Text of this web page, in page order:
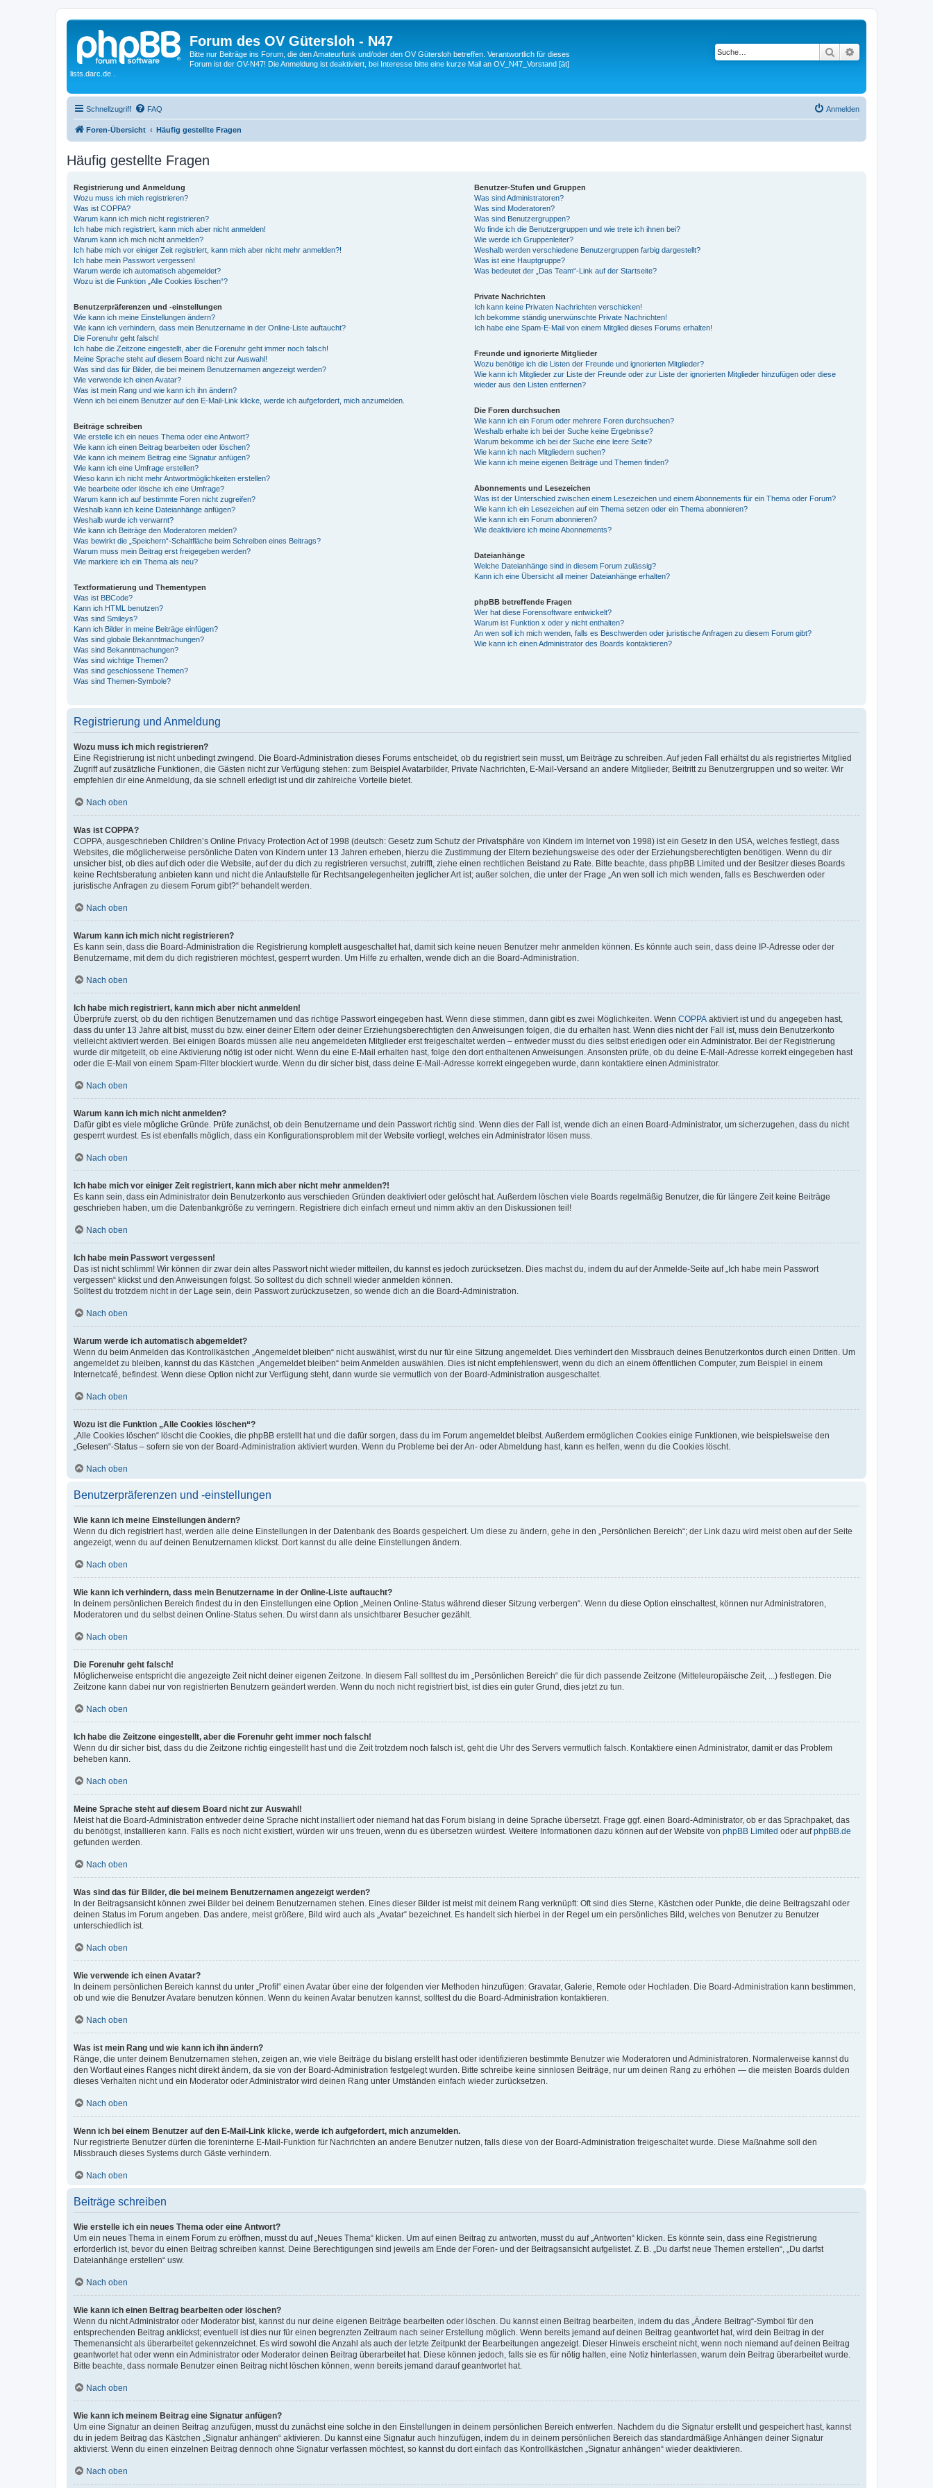
Forum des OV Gütersloh - N47
Bitte nur Beiträge ins Forum, die den Amateurfunk und/oder den OV Gütersloh betreffen. Verantwortlich für dieses
Forum ist der OV-N47! Die Anmeldung ist deaktiviert, bei Interesse bitte eine kurze Mail an OV_N47_Vorstand [ät]
lists.darc.de .
Suche
Schnellzugriff FAQ Anmelden
Foren-Übersicht Häufig gestellte Fragen
Häufig gestellte Fragen
Registrierung und Anmeldung
Wozu muss ich mich registrieren?
Was ist COPPA?
Warum kann ich mich nicht registrieren?
Ich habe mich registriert, kann mich aber nicht anmelden!
Warum kann ich mich nicht anmelden?
Ich habe mich vor einiger Zeit registriert, kann mich aber nicht mehr anmelden?!
Ich habe mein Passwort vergessen!
Warum werde ich automatisch abgemeldet?
Wozu ist die Funktion „Alle Cookies löschen“?
Benutzerpräferenzen und -einstellungen
Wie kann ich meine Einstellungen ändern?
Wie kann ich verhindern, dass mein Benutzername in der Online-Liste auftaucht?
Die Forenuhr geht falsch!
Ich habe die Zeitzone eingestellt, aber die Forenuhr geht immer noch falsch!
Meine Sprache steht auf diesem Board nicht zur Auswahl!
Was sind das für Bilder, die bei meinem Benutzernamen angezeigt werden?
Wie verwende ich einen Avatar?
Was ist mein Rang und wie kann ich ihn ändern?
Wenn ich bei einem Benutzer auf den E-Mail-Link klicke, werde ich aufgefordert, mich anzumelden.
Beiträge schreiben
Wie erstelle ich ein neues Thema oder eine Antwort?
Wie kann ich einen Beitrag bearbeiten oder löschen?
Wie kann ich meinem Beitrag eine Signatur anfügen?
Wie kann ich eine Umfrage erstellen?
Wieso kann ich nicht mehr Antwortmöglichkeiten erstellen?
Wie bearbeite oder lösche ich eine Umfrage?
Warum kann ich auf bestimmte Foren nicht zugreifen?
Weshalb kann ich keine Dateianhänge anfügen?
Weshalb wurde ich verwarnt?
Wie kann ich Beiträge den Moderatoren melden?
Was bewirkt die „Speichern“-Schaltfläche beim Schreiben eines Beitrags?
Warum muss mein Beitrag erst freigegeben werden?
Wie markiere ich ein Thema als neu?
Textformatierung und Thementypen
Was ist BBCode?
Kann ich HTML benutzen?
Was sind Smileys?
Kann ich Bilder in meine Beiträge einfügen?
Was sind globale Bekanntmachungen?
Was sind Bekanntmachungen?
Was sind wichtige Themen?
Was sind geschlossene Themen?
Was sind Themen-Symbole?
Benutzer-Stufen und Gruppen
Was sind Administratoren?
Was sind Moderatoren?
Was sind Benutzergruppen?
Wo finde ich die Benutzergruppen und wie trete ich ihnen bei?
Wie werde ich Gruppenleiter?
Weshalb werden verschiedene Benutzergruppen farbig dargestellt?
Was ist eine Hauptgruppe?
Was bedeutet der „Das Team“-Link auf der Startseite?
Private Nachrichten
Ich kann keine Privaten Nachrichten verschicken!
Ich bekomme ständig unerwünschte Private Nachrichten!
Ich habe eine Spam-E-Mail von einem Mitglied dieses Forums erhalten!
Freunde und ignorierte Mitglieder
Wozu benötige ich die Listen der Freunde und ignorierten Mitglieder?
Wie kann ich Mitglieder zur Liste der Freunde oder zur Liste der ignorierten Mitglieder hinzufügen oder diese
wieder aus den Listen entfernen?
Die Foren durchsuchen
Wie kann ich ein Forum oder mehrere Foren durchsuchen?
Weshalb erhalte ich bei der Suche keine Ergebnisse?
Warum bekomme ich bei der Suche eine leere Seite?
Wie kann ich nach Mitgliedern suchen?
Wie kann ich meine eigenen Beiträge und Themen finden?
Abonnements und Lesezeichen
Was ist der Unterschied zwischen einem Lesezeichen und einem Abonnements für ein Thema oder Forum?
Wie kann ich ein Lesezeichen auf ein Thema setzen oder ein Thema abonnieren?
Wie kann ich ein Forum abonnieren?
Wie deaktiviere ich meine Abonnements?
Dateianhänge
Welche Dateianhänge sind in diesem Forum zulässig?
Kann ich eine Übersicht all meiner Dateianhänge erhalten?
phpBB betreffende Fragen
Wer hat diese Forensoftware entwickelt?
Warum ist Funktion x oder y nicht enthalten?
An wen soll ich mich wenden, falls es Beschwerden oder juristische Anfragen zu diesem Forum gibt?
Wie kann ich einen Administrator des Boards kontaktieren?
Registrierung und Anmeldung
Wozu muss ich mich registrieren?
Eine Registrierung ist nicht unbedingt zwingend. Die Board-Administration dieses Forums entscheidet, ob du registriert sein musst, um Beiträge zu schreiben. Auf jeden Fall erhältst du als registriertes Mitglied
Zugriff auf zusätzliche Funktionen, die Gästen nicht zur Verfügung stehen: zum Beispiel Avatarbilder, Private Nachrichten, E-Mail-Versand an andere Mitglieder, Beitritt zu Benutzergruppen und so weiter. Wir
empfehlen dir eine Anmeldung, da sie schnell erledigt ist und dir zahlreiche Vorteile bietet.
Nach oben
Was ist COPPA?
COPPA, ausgeschrieben Children’s Online Privacy Protection Act of 1998 (deutsch: Gesetz zum Schutz der Privatsphäre von Kindern im Internet von 1998) ist ein Gesetz in den USA, welches festlegt, dass
Websites, die möglicherweise persönliche Daten von Kindern unter 13 Jahren erheben, hierzu die Zustimmung der Eltern beziehungsweise des oder der Erziehungsberechtigten benötigen. Wenn du dir
unsicher bist, ob dies auf dich oder die Website, auf der du dich zu registrieren versuchst, zutrifft, ziehe einen rechtlichen Beistand zu Rate. Bitte beachte, dass phpBB Limited und der Besitzer dieses Boards
keine Rechtsberatung anbieten kann und nicht die Anlaufstelle für Rechtsangelegenheiten jeglicher Art ist; außer solchen, die unter der Frage „An wen soll ich mich wenden, falls es Beschwerden oder
juristische Anfragen zu diesem Forum gibt?“ behandelt werden.
Nach oben
Warum kann ich mich nicht registrieren?
Es kann sein, dass die Board-Administration die Registrierung komplett ausgeschaltet hat, damit sich keine neuen Benutzer mehr anmelden können. Es könnte auch sein, dass deine IP-Adresse oder der
Benutzername, mit dem du dich registrieren möchtest, gesperrt wurden. Um Hilfe zu erhalten, wende dich an die Board-Administration.
Nach oben
Ich habe mich registriert, kann mich aber nicht anmelden!
Überprüfe zuerst, ob du den richtigen Benutzernamen und das richtige Passwort eingegeben hast. Wenn diese stimmen, dann gibt es zwei Möglichkeiten. Wenn COPPA aktiviert ist und du angegeben hast,
dass du unter 13 Jahre alt bist, musst du bzw. einer deiner Eltern oder deiner Erziehungsberechtigten den Anweisungen folgen, die du erhalten hast. Wenn dies nicht der Fall ist, muss dein Benutzerkonto
vielleicht aktiviert werden. Bei einigen Boards müssen alle neu angemeldeten Mitglieder erst freigeschaltet werden – entweder musst du dies selbst erledigen oder ein Administrator. Bei der Registrierung
wurde dir mitgeteilt, ob eine Aktivierung nötig ist oder nicht. Wenn du eine E-Mail erhalten hast, folge den dort enthaltenen Anweisungen. Ansonsten prüfe, ob du deine E-Mail-Adresse korrekt eingegeben hast
oder die E-Mail von einem Spam-Filter blockiert wurde. Wenn du dir sicher bist, dass deine E-Mail-Adresse korrekt eingegeben wurde, dann kontaktiere einen Administrator.
Nach oben
Warum kann ich mich nicht anmelden?
Dafür gibt es viele mögliche Gründe. Prüfe zunächst, ob dein Benutzername und dein Passwort richtig sind. Wenn dies der Fall ist, wende dich an einen Board-Administrator, um sicherzugehen, dass du nicht
gesperrt wurdest. Es ist ebenfalls möglich, dass ein Konfigurationsproblem mit der Website vorliegt, welches ein Administrator lösen muss.
Nach oben
Ich habe mich vor einiger Zeit registriert, kann mich aber nicht mehr anmelden?!
Es kann sein, dass ein Administrator dein Benutzerkonto aus verschieden Gründen deaktiviert oder gelöscht hat. Außerdem löschen viele Boards regelmäßig Benutzer, die für längere Zeit keine Beiträge
geschrieben haben, um die Datenbankgröße zu verringern. Registriere dich einfach erneut und nimm aktiv an den Diskussionen teil!
Nach oben
Ich habe mein Passwort vergessen!
Das ist nicht schlimm! Wir können dir zwar dein altes Passwort nicht wieder mitteilen, du kannst es jedoch zurücksetzen. Dies machst du, indem du auf der Anmelde-Seite auf „Ich habe mein Passwort
vergessen“ klickst und den Anweisungen folgst. So solltest du dich schnell wieder anmelden können.
Solltest du trotzdem nicht in der Lage sein, dein Passwort zurückzusetzen, so wende dich an die Board-Administration.
Nach oben
Warum werde ich automatisch abgemeldet?
Wenn du beim Anmelden das Kontrollkästchen „Angemeldet bleiben“ nicht auswählst, wirst du nur für eine Sitzung angemeldet. Dies verhindert den Missbrauch deines Benutzerkontos durch einen Dritten. Um
angemeldet zu bleiben, kannst du das Kästchen „Angemeldet bleiben“ beim Anmelden auswählen. Dies ist nicht empfehlenswert, wenn du dich an einem öffentlichen Computer, zum Beispiel in einem
Internetcafé, befindest. Wenn diese Option nicht zur Verfügung steht, dann wurde sie vermutlich von der Board-Administration ausgeschaltet.
Nach oben
Wozu ist die Funktion „Alle Cookies löschen“?
„Alle Cookies löschen“ löscht die Cookies, die phpBB erstellt hat und die dafür sorgen, dass du im Forum angemeldet bleibst. Außerdem ermöglichen Cookies einige Funktionen, wie beispielsweise den
„Gelesen“-Status – sofern sie von der Board-Administration aktiviert wurden. Wenn du Probleme bei der An- oder Abmeldung hast, kann es helfen, wenn du die Cookies löscht.
Nach oben
Benutzerpräferenzen und -einstellungen
Wie kann ich meine Einstellungen ändern?
Wenn du dich registriert hast, werden alle deine Einstellungen in der Datenbank des Boards gespeichert. Um diese zu ändern, gehe in den „Persönlichen Bereich“; der Link dazu wird meist oben auf der Seite
angezeigt, wenn du auf deinen Benutzernamen klickst. Dort kannst du alle deine Einstellungen ändern.
Nach oben
Wie kann ich verhindern, dass mein Benutzername in der Online-Liste auftaucht?
In deinem persönlichen Bereich findest du in den Einstellungen eine Option „Meinen Online-Status während dieser Sitzung verbergen“. Wenn du diese Option einschaltest, können nur Administratoren,
Moderatoren und du selbst deinen Online-Status sehen. Du wirst dann als unsichtbarer Besucher gezählt.
Nach oben
Die Forenuhr geht falsch!
Möglicherweise entspricht die angezeigte Zeit nicht deiner eigenen Zeitzone. In diesem Fall solltest du im „Persönlichen Bereich“ die für dich passende Zeitzone (Mitteleuropäische Zeit, ...) festlegen. Die
Zeitzone kann dabei nur von registrierten Benutzern geändert werden. Wenn du noch nicht registriert bist, ist dies ein guter Grund, dies jetzt zu tun.
Nach oben
Ich habe die Zeitzone eingestellt, aber die Forenuhr geht immer noch falsch!
Wenn du dir sicher bist, dass du die Zeitzone richtig eingestellt hast und die Zeit trotzdem noch falsch ist, geht die Uhr des Servers vermutlich falsch. Kontaktiere einen Administrator, damit er das Problem
beheben kann.
Nach oben
Meine Sprache steht auf diesem Board nicht zur Auswahl!
Meist hat die Board-Administration entweder deine Sprache nicht installiert oder niemand hat das Forum bislang in deine Sprache übersetzt. Frage ggf. einen Board-Administrator, ob er das Sprachpaket, das
du benötigst, installieren kann. Falls es noch nicht existiert, würden wir uns freuen, wenn du es übersetzen würdest. Weitere Informationen dazu können auf der Website von phpBB Limited oder aufphpBB.de
gefunden werden.
Nach oben
Was sind das für Bilder, die bei meinem Benutzernamen angezeigt werden?
In der Beitragsansicht können zwei Bilder bei deinem Benutzernamen stehen. Eines dieser Bilder ist meist mit deinem Rang verknüpft: Oft sind dies Sterne, Kästchen oder Punkte, die deine Beitragszahl oder
deinen Status im Forum angeben. Das andere, meist größere, Bild wird auch als „Avatar“ bezeichnet. Es handelt sich hierbei in der Regel um ein persönliches Bild, welches von Benutzer zu Benutzer
unterschiedlich ist.
Nach oben
Wie verwende ich einen Avatar?
In deinem persönlichen Bereich kannst du unter „Profil“ einen Avatar über eine der folgenden vier Methoden hinzufügen: Gravatar, Galerie, Remote oder Hochladen. Die Board-Administration kann bestimmen,
ob und wie die Benutzer Avatare benutzen können. Wenn du keinen Avatar benutzen kannst, solltest du die Board-Administration kontaktieren.
Nach oben
Was ist mein Rang und wie kann ich ihn ändern?
Ränge, die unter deinem Benutzernamen stehen, zeigen an, wie viele Beiträge du bislang erstellt hast oder identifizieren bestimmte Benutzer wie Moderatoren und Administratoren. Normalerweise kannst du
den Wortlaut eines Ranges nicht direkt ändern, da sie von der Board-Administration festgelegt wurden. Bitte schreibe keine sinnlosen Beiträge, nur um deinen Rang zu erhöhen — die meisten Boards dulden
dieses Verhalten nicht und ein Moderator oder Administrator wird deinen Rang unter Umständen einfach wieder zurücksetzen.
Nach oben
Wenn ich bei einem Benutzer auf den E-Mail-Link klicke, werde ich aufgefordert, mich anzumelden.
Nur registrierte Benutzer dürfen die foreninterne E-Mail-Funktion für Nachrichten an andere Benutzer nutzen, falls diese von der Board-Administration freigeschaltet wurde. Diese Maßnahme soll den
Missbrauch dieses Systems durch Gäste verhindern.
Nach oben
Beiträge schreiben
Wie erstelle ich ein neues Thema oder eine Antwort?
Um ein neues Thema in einem Forum zu eröffnen, musst du auf „Neues Thema“ klicken. Um auf einen Beitrag zu antworten, musst du auf „Antworten“ klicken. Es könnte sein, dass eine Registrierung
erforderlich ist, bevor du einen Beitrag schreiben kannst. Deine Berechtigungen sind jeweils am Ende der Foren- und der Beitragsansicht aufgelistet. Z. B. „Du darfst neue Themen erstellen“, „Du darfst
Dateianhänge erstellen“ usw.
Nach oben
Wie kann ich einen Beitrag bearbeiten oder löschen?
Wenn du nicht Administrator oder Moderator bist, kannst du nur deine eigenen Beiträge bearbeiten oder löschen. Du kannst einen Beitrag bearbeiten, indem du das „Ändere Beitrag“-Symbol für den
entsprechenden Beitrag anklickst; eventuell ist dies nur für einen begrenzten Zeitraum nach seiner Erstellung möglich. Wenn bereits jemand auf deinen Beitrag geantwortet hat, wird dein Beitrag in der
Themenansicht als überarbeitet gekennzeichnet. Es wird sowohl die Anzahl als auch der letzte Zeitpunkt der Bearbeitungen angezeigt. Dieser Hinweis erscheint nicht, wenn noch niemand auf deinen Beitrag
geantwortet hat oder wenn ein Administrator oder Moderator deinen Beitrag überarbeitet hat. Diese können jedoch, falls sie es für nötig halten, eine Notiz hinterlassen, warum dein Beitrag überarbeitet wurde.
Bitte beachte, dass normale Benutzer einen Beitrag nicht löschen können, wenn bereits jemand darauf geantwortet hat.
Nach oben
Wie kann ich meinem Beitrag eine Signatur anfügen?
Um eine Signatur an deinen Beitrag anzufügen, musst du zunächst eine solche in den Einstellungen in deinem persönlichen Bereich entwerfen. Nachdem du die Signatur erstellt und gespeichert hast, kannst
du in jedem Beitrag das Kästchen „Signatur anhängen“ aktivieren. Du kannst eine Signatur auch hinzufügen, indem du in deinem persönlichen Bereich das standardmäßige Anhängen deiner Signatur
aktivierst. Wenn du einen einzelnen Beitrag dennoch ohne Signatur verfassen möchtest, so kannst du dort einfach das Kontrollkästchen „Signatur anhängen“ wieder deaktivieren.
Nach oben